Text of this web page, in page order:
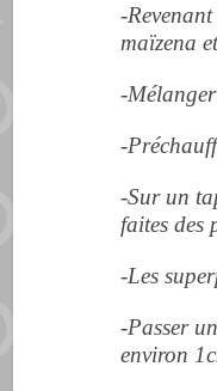
-
maïzena
-
-
-Sur un
faites des
-Les
-Passer
environ